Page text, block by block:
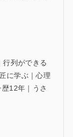
列ができる
に学ぶ｜心理
12年｜うさ